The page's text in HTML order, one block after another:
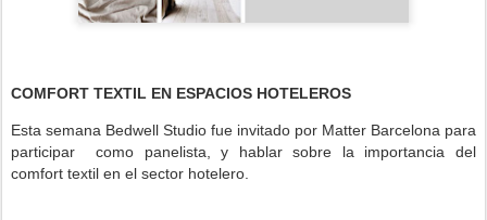
COMFORT TEXTIL EN ESPACIOS HOTELEROS
Esta semana Bedwell Studio fue invitado por Matter Barcelona para
participar como panelista, y hablar sobre la importancia del
comfort textil en el sector hotelero.